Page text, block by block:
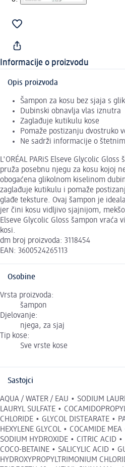
Informacije o proizvodu
Opis proizvoda
Šampon za kosu bez sjaja s
Dubinski obnavlja vlas iznutra
Zaglađuje kutikulu kose
Pomaže postizanju dvostruko
Ne sadrži informacije o
L'ORÉAL PARiS Elseve Glycolic
pruža posebnu njegu za kosu kojoj
obogaćena glikolnom kiselinom
zaglađuje kutikulu i pomaže
glađe teksture. Ovaj šampon je
jer čini kosu vidljivo sjajnijom,
Elseve Glycolic Gloss šampon vraća
kosi.
dm broj proizvoda: 3118454
EAN: 3600524265113
Osobine
Vrsta proizvoda:
šampon
Djelovanje:
njega, za sjaj
Tip kose:
Sve vrste kose
Sastojci
AQUA / WATER / EAU • SODIUM
LAURYL SULFATE •
CHLORIDE • GLYCOL DISTEARATE •
HEXYLENE GLYCOL • COCAMIDE
SODIUM HYDROXIDE • CITRIC ACID
COCO-BETAINE • SALICYLIC ACID •
HYDROXYPROPYLTRIMONIUM